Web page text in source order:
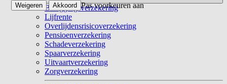
Beleggingsverzekering
Lijfrente
Overlijdensrisicoverzekering
Pensioenverzekering
Schadeverzekering
Spaarverzekering
Uitvaartverzekering
Zorgverzekering
Pas voorkeuren aan
Weigeren Akkoord